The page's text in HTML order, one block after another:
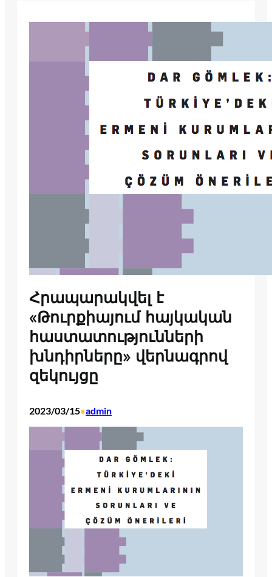
Հրապարակվել է
«Թուրքիայում հայկական
հաստատությունների
խնդիրները» վերնագրով
զեկույցը
2023/03/15•admin